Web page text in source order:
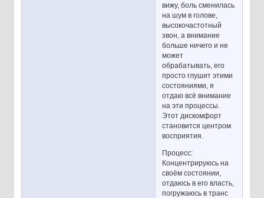
вижу, боль сменилась
на шум в голове,
высокочастотный
звон, а внимание
больше ничего и не
может
обрабатывать, его
просто глушит этими
состояниями, я
отдаю всё внимание
на эти процессы.
Этот дискомфорт
становится центром
восприятия.
Процесс:
Концентрируюсь на
своём состоянии,
отдаюсь в его власть,
погружаюсь в транс